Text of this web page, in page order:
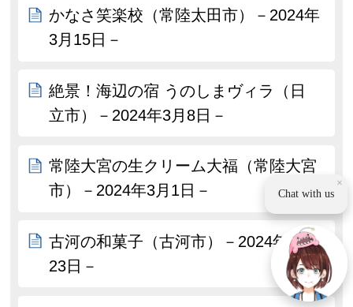
かなさ笑楽校（常陸太田市）－2024年
3月15日－
絶景！海辺の宿 うのしまヴィラ（日
立市）－2024年3月8日－
常陸大宮の生クリーム大福（常陸大宮
市）－2024年3月1日－
古河の和菓子（古河市）－2024年2月
23日－
×
Chat with us